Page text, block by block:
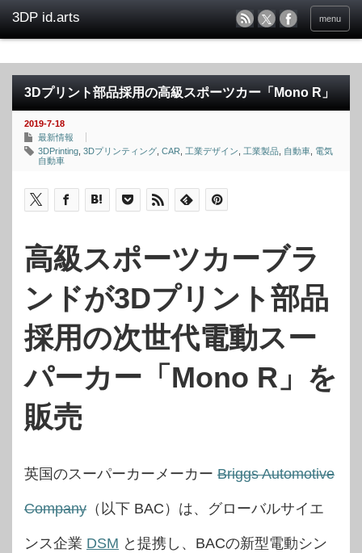
menu
3Dプリント部品採用の高級スポーツカー「Mono R」
2019-7-18
最新情報
3DPrinting 3Dプリンティング CAR 工業デザイン 工業製品 自動車 電気
自動車
高級スポーツカーブラ
ンドが3Dプリント部品
採用の次世代電動スー
パーカー「Mono R」を
販売
英国のスーパーカーメーカー Briggs Automotive
Company （以下 BAC）は、グローバルサイエ
ンス企業 DSM と提携し、BACの新型電動シン